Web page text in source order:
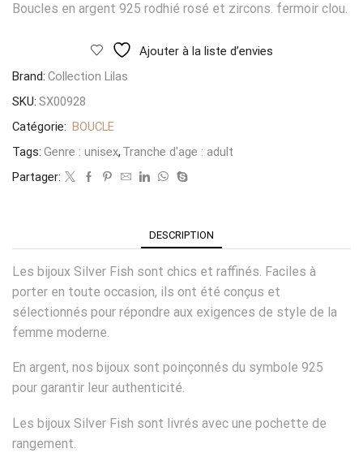
Boucles en argent 925 rodhié rosé et zircons. fermoir clou.
Ajouter à la liste d’envies
Brand: Collection Lilas
SKU: SX00928
Catégorie: BOUCLE
Tags: Genre : unisex, Tranche d'age : adult
Partager:
DESCRIPTION
Les bijoux Silver Fish sont chics et raffinés. Faciles à
porter en toute occasion, ils ont été conçus et
sélectionnés pour répondre aux exigences de style de la
femme moderne.
En argent, nos bijoux sont poinçonnés du symbole 925
pour garantir leur authenticité.
Les bijoux Silver Fish sont livrés avec une pochette de
rangement.